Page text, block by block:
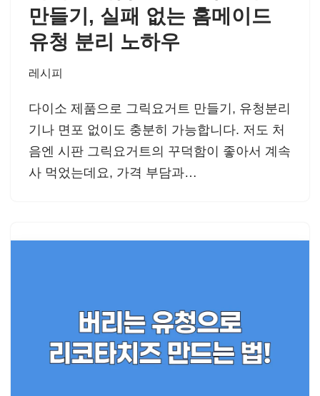
만들기, 실패 없는 홈메이드
유청 분리 노하우
레시피
다이소 제품으로 그릭요거트 만들기, 유청분리
기나 면포 없이도 충분히 가능합니다. 저도 처
음엔 시판 그릭요거트의 꾸덕함이 좋아서 계속
사 먹었는데요, 가격 부담과…